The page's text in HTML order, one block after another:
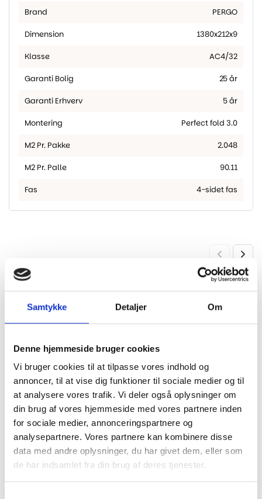
Samtykke Detaljer Om
Denne hjemmeside bruger cookies
Vi bruger cookies til at tilpasse vores indhold og
annoncer, til at vise dig funktioner til sociale medier og til
at analysere vores trafik. Vi deler også oplysninger om
din brug af vores hjemmeside med vores partnere inden
for sociale medier, annonceringspartnere og
analysepartnere. Vores partnere kan kombinere disse
data med andre oplysninger, du har givet dem, eller som
de har indsamlet fra din brug af deres tjenester.
Brand PERGO
Dimension 1380x212x9
Klasse AC4/32
Garanti Bolig 25 år
Garanti Erhverv 5 år
Montering Perfect fold 3.0
M2 Pr. Pakke 2.048
M2 Pr. Palle 90.11
Fas 4-sidet fas
Har du husket?
HARO Natur Kork underlag 10
490,00
NO NOISE EXTREME Compact
m/dampsp
459,00 kr.